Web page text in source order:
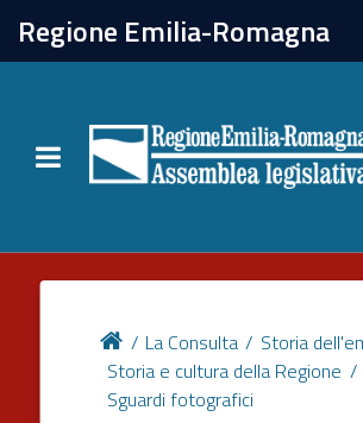
Regione Emilia-Romagna
Toggle navigation
chiudi
Attività
Per chi vive all'estero
Newsletter La Consulta
Storia
Storia e cultura della Regione
Sguardi fotografici